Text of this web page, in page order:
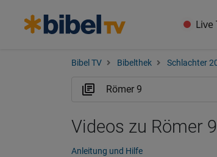
Live
Bibel TV Bibelthek Schlachter
Videos zu Römer
Anleitung und Hilfe